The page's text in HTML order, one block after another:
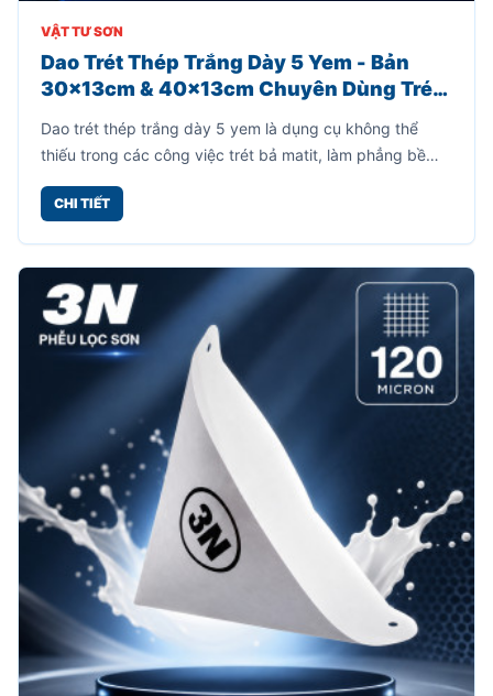
VẬT TƯ SƠN
Dao Trét Thép Trắng Dày 5 Yem - Bản
30x13cm & 40x13cm Chuyên Dùng Trét
Dao trét thép trắng dày 5 yem là dụng cụ không thể
thiếu trong các công việc trét bả matit, làm phẳng bề
trước khi sơn. Sản phẩm được gia công từ thép trắng
CHI TIẾT